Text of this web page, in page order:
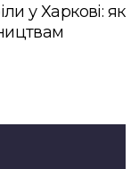
у Харкові: як